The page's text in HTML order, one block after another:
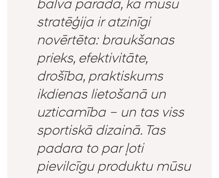
balva parāda, ka mūsu
stratēģija ir atzinīgi
novērtēta: braukšanas
prieks, efektivitāte,
drošība, praktiskums
ikdienas lietošanā un
uzticamība – un tas viss
sportiskā dizainā. Tas
padara to par ļoti
pievilcīgu produktu mūsu